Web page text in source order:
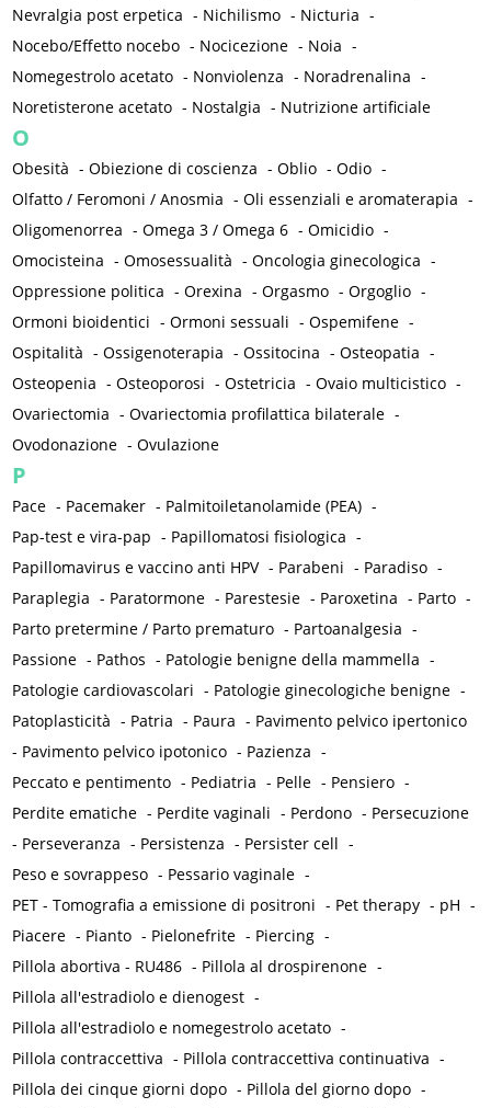
Nevralgia post erpetica - Nichilismo - Nicturia -
Nocebo/Effetto nocebo - Nocicezione - Noia -
Nomegestrolo acetato - Nonviolenza - Noradrenalina -
Noretisterone acetato - Nostalgia - Nutrizione artificiale
O
Obesità -Obiezione di coscienza -Oblio -Odio -
Olfatto / Feromoni / Anosmia -Oli essenziali e aromaterapia -
Oligomenorrea -Omega 3 / Omega 6 -Omicidio -
Omocisteina -Omosessualità -Oncologia ginecologica -
Oppressione politica -Orexina -Orgasmo -Orgoglio -
Ormoni bioidentici -Ormoni sessuali -Ospemifene -
Ospitalità -Ossigenoterapia -Ossitocina -Osteopatia -
Osteopenia -Osteoporosi -Ostetricia -Ovaio multicistico -
Ovariectomia -Ovariectomia profilattica bilaterale -
Ovodonazione -Ovulazione
P
Pace - Pacemaker - Palmitoiletanolamide (PEA) -
Pap-test e vira-pap - Papillomatosi fisiologica -
Papillomavirus e vaccino anti HPV - Parabeni - Paradiso -
Paraplegia - Paratormone - Parestesie - Paroxetina - Parto -
Parto pretermine / Parto prematuro - Partoanalgesia -
Passione - Pathos - Patologie benigne della mammella -
Patologie cardiovascolari - Patologie ginecologiche benigne -
Patoplasticità - Patria - Paura - Pavimento pelvico ipertonico
- Pavimento pelvico ipotonico - Pazienza -
Peccato e pentimento - Pediatria - Pelle - Pensiero -
Perdite ematiche - Perdite vaginali - Perdono - Persecuzione
- Perseveranza - Persistenza - Persister cell -
Peso e sovrappeso - Pessario vaginale -
PET - Tomografia a emissione di positroni - Pet therapy - pH -
Piacere - Pianto - Pielonefrite - Piercing -
Pillola abortiva - RU486 - Pillola al drospirenone -
Pillola all'estradiolo e dienogest -
Pillola all'estradiolo e nomegestrolo acetato -
Pillola contraccettiva - Pillola contraccettiva continuativa -
Pillola dei cinque giorni dopo - Pillola del giorno dopo -